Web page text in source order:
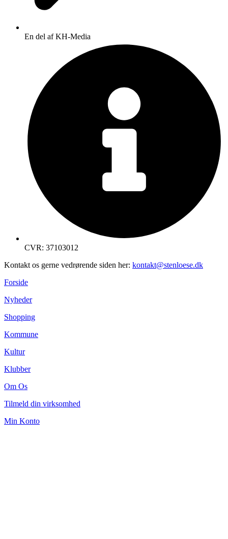
En del af KH-Media
CVR: 37103012
Kontakt os gerne vedrørende siden her: kontakt@stenloese.dk
Forside
Nyheder
Shopping
Kommune
Kultur
Klubber
Om Os
Tilmeld din virksomhed
Min Konto